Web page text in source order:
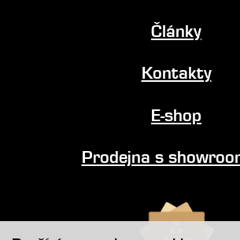
Články
Kontakty
E-shop
Prodejna s